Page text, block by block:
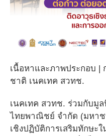
เนื้อหาและภาพประกอบ
ชาติ เนคเทค สวทช.
เนคเทค สวทช. ร่วมกับมู
ไทยพาณิชย์ จำกัด (มหาช
เชิงปฏิบัติการเสริมทักษ